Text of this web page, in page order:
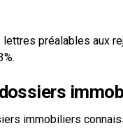
préalables aux
immobiliers